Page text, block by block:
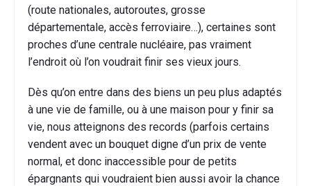
(route nationales, autoroutes, grosse
départementale, accès ferroviaire…), certaines sont
proches d’une centrale nucléaire, pas vraiment
l’endroit où l’on voudrait finir ses vieux jours.
Dès qu’on entre dans des biens un peu plus adaptés
à une vie de famille, ou à une maison pour y finir sa
vie, nous atteignons des records (parfois certains
vendent avec un bouquet digne d’un prix de vente
normal, et donc inaccessible pour de petits
épargnants qui voudraient bien aussi avoir la chance